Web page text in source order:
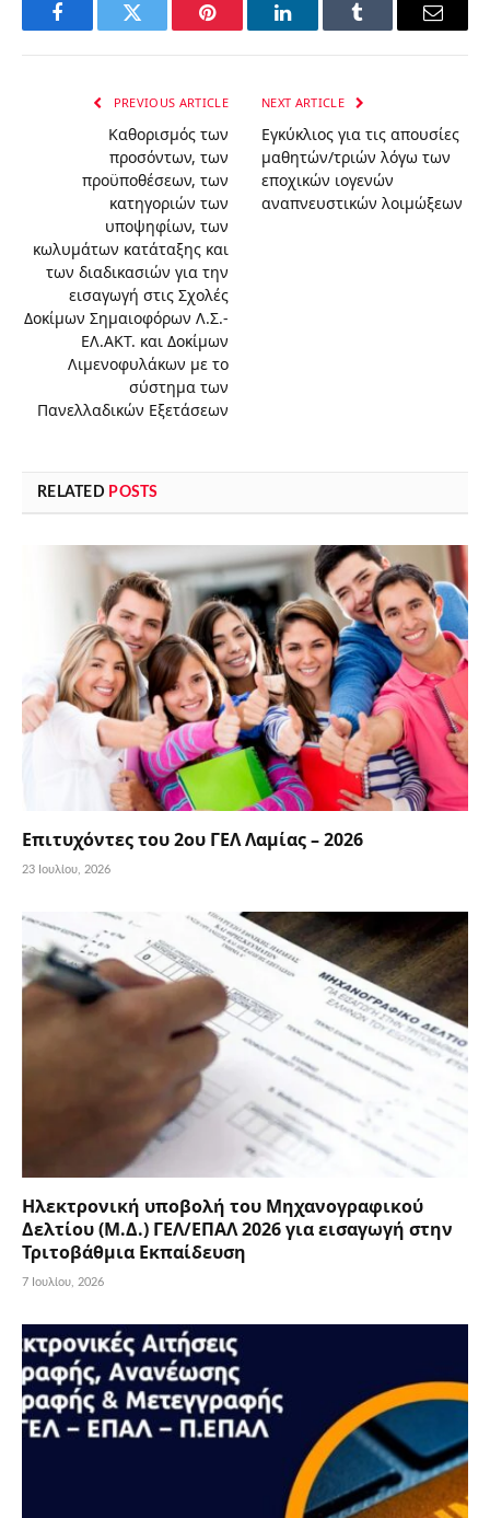
FacebookTwitter Pinterest LinkedInTumblr Email
PREVIOUS ARTICLE
Καθορισμός των
προσόντων, των
προϋποθέσεων, των
κατηγοριών των
υποψηφίων, των
κωλυμάτων κατάταξης και
των διαδικασιών για την
εισαγωγή στις Σχολές
Δοκίμων Σημαιοφόρων Λ.Σ.-
ΕΛ.ΑΚΤ. και Δοκίμων
Λιμενοφυλάκων με το
σύστημα των
Πανελλαδικών Εξετάσεων
NEXT ARTICLE
Εγκύκλιος για τις απουσίες
μαθητών/τριών λόγω των
εποχικών ιογενών
αναπνευστικών λοιμώξεων
RELATED POSTS
Επιτυχόντες του 2ου ΓΕΛ Λαμίας – 2026
23 Ιουλίου, 2026
Ηλεκτρονική υποβολή του Μηχανογραφικού
Δελτίου (Μ.Δ.) ΓΕΛ/ΕΠΑΛ 2026 για εισαγωγή στην
Τριτοβάθμια Εκπαίδευση
7 Ιουλίου, 2026